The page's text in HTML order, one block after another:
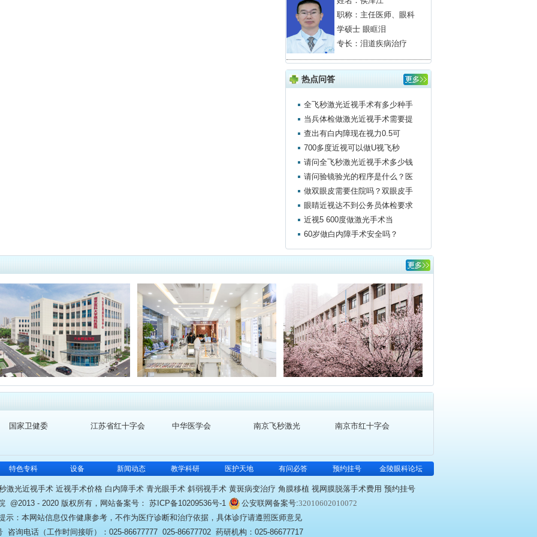
职称：主任医师、眼科
学硕士 眼眶泪
专长：泪道疾病治疗
热点问答
全飞秒激光近视手术有多少种手
当兵体检做激光近视手术需要提
查出有白内障现在视力0.5可
700多度近视可以做U视飞秒
请问全飞秒激光近视手术多少钱
请问验镜验光的程序是什么？医
做双眼皮需要住院吗？双眼皮手
眼睛近视达不到公务员体检要求
近视5 600度做激光手术当
60岁做白内障手术安全吗？
国家卫健委 江苏省红十字会 中华医学会 南京飞秒激光 南京市红十字会
特色专科 设备 新闻动态 教学科研 医护天地 有问必答 预约挂号 金陵眼科论坛
激光近视手术 近视手术价格 白内障手术 青光眼手术 斜弱视手术 黄斑病变治疗 角膜移植 视网膜脱落手术费用 预约挂号
@2013 - 2020 版权所有，网站备案号： 苏ICP备10209536号-1 公安联网备案号:32010602010072
示：本网站信息仅作健康参考，不作为医疗诊断和治疗依据，具体诊疗请遵照医师意见
咨询电话（工作时间接听）：025-86677777 025-86677702 药研机构：025-86677717